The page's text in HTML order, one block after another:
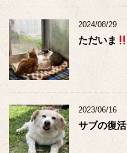
2024/08/29
ただいま
2023/06/16
サブの復活